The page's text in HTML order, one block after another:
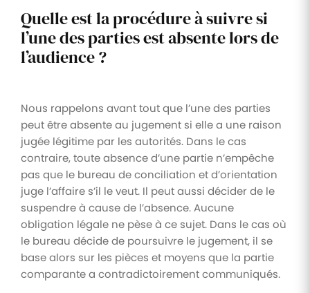
Quelle est la procédure à suivre si
l’une des parties est absente lors de
l’audience ?
Nous rappelons avant tout que l’une des parties
peut être absente au jugement si elle a une raison
jugée légitime par les autorités. Dans le cas
contraire, toute absence d’une partie n’empêche
pas que le bureau de conciliation et d’orientation
juge l’affaire s’il le veut. Il peut aussi décider de le
suspendre à cause de l’absence. Aucune
obligation légale ne pèse à ce sujet. Dans le cas où
le bureau décide de poursuivre le jugement, il se
base alors sur les pièces et moyens que la partie
comparante a contradictoirement communiqués.